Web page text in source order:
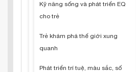
Kỹ năng sống và phát triển EQ
cho trẻ
Trẻ khám phá thế giới xung
quanh
Phát triển trí tuệ, màu sắc, số